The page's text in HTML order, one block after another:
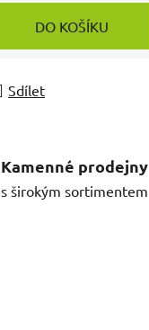
DO KOŠÍKU
Sdílet
Kamenné prodejny
s širokým sortimentem